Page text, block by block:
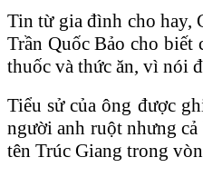
Tin từ gia đình cho hay,
Trần Quốc Bảo cho
thuốc và thức ăn, vì nói
Tiểu sử của ông được
người anh ruột nhưng
tên Trúc Giang trong